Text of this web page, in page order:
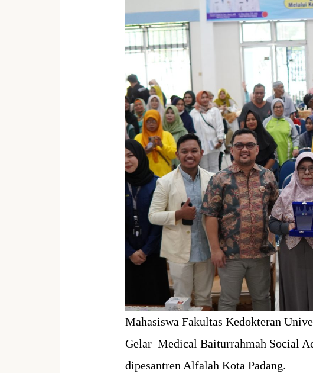
Mahasiswa Fakultas Kedokteran
Gelar Medical Baiturrahmah Social
dipesantren Alfalah Kota Padang.